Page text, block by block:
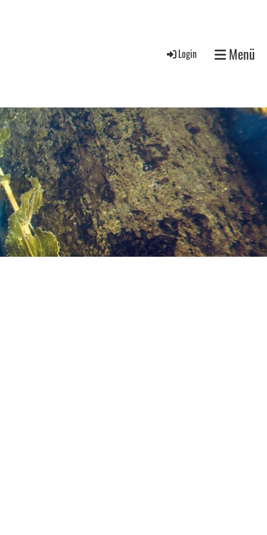
Login Menü